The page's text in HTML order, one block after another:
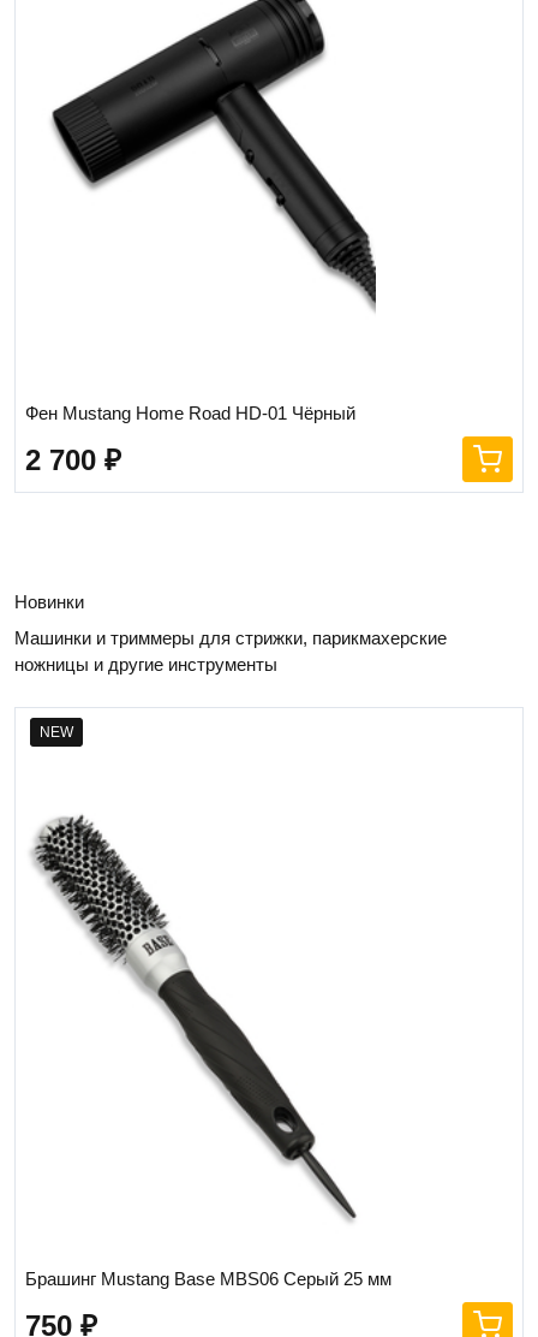
Фен Mustang Home Road HD-01 Чёрный
2 700 ₽
Новинки
Машинки и триммеры для стрижки, парикмахерские
ножницы и другие инструменты
NEW
Брашинг Mustang Base MBS06 Серый 25 мм
750 ₽